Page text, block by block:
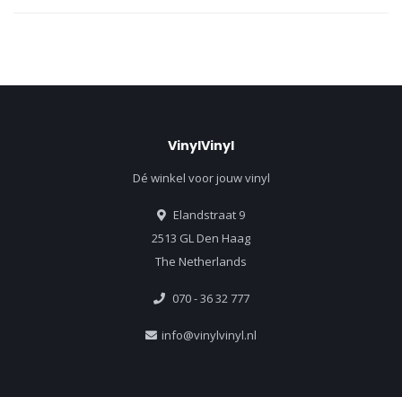
VinylVinyl
Dé winkel voor jouw vinyl
Elandstraat 9
2513 GL Den Haag
The Netherlands
070 - 36 32 777
info@vinylvinyl.nl